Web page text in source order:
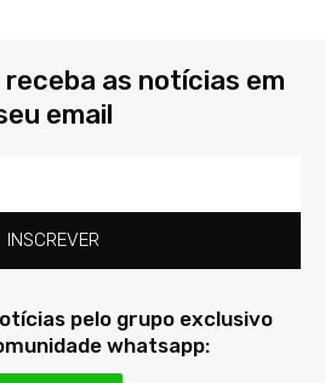
as notícias em
email
INSCREVER
pelo grupo exclusivo
whatsapp: